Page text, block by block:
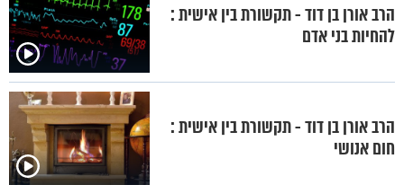
הרב אורן בן דוד - תקשורת בין אישית :
להחיות בני אדם
הרב אורן בן דוד - תקשורת בין אישית :
חום אנושי